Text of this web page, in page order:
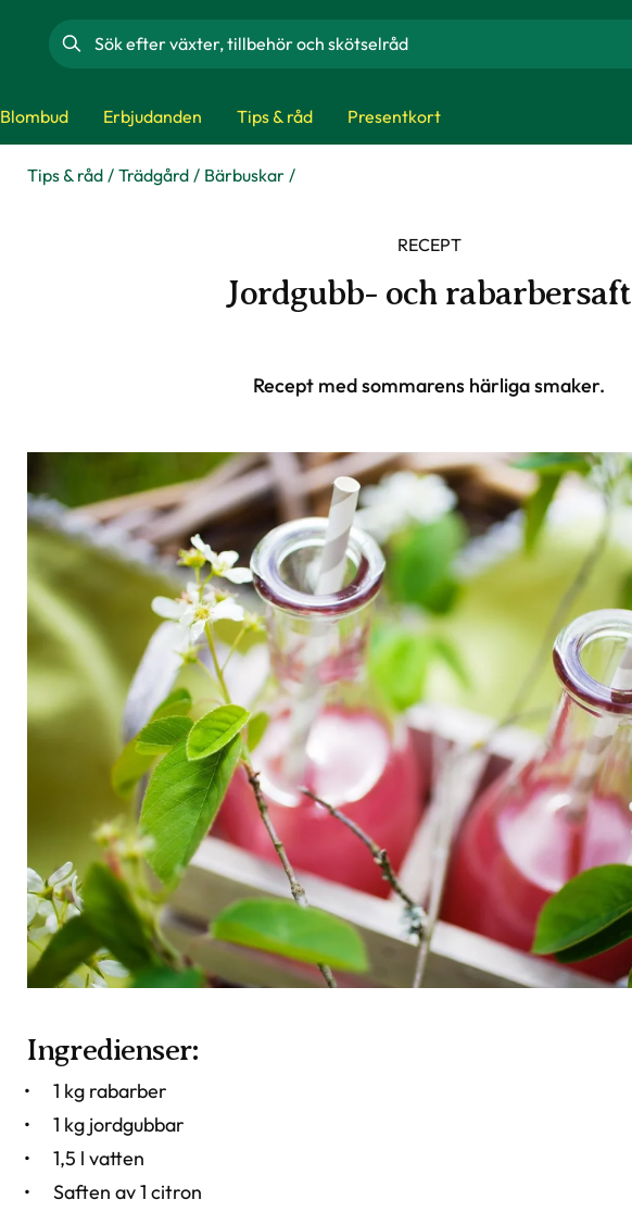
Sök
Blombud Erbjudanden Tips & råd Presentkort
Tips & råd Trädgård Bärbuskar
RECEPT
Jordgubb- och rabarbersaft
Recept med sommarens härliga smaker.
Ingredienser:
1 kg rabarber
1 kg jordgubbar
1,5 l vatten
Saften av 1 citron